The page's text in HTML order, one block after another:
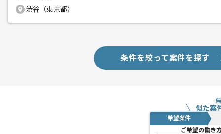
渋谷（東京都）
条件を絞って案件を探す
似た案
希望条件
ご希望の働き